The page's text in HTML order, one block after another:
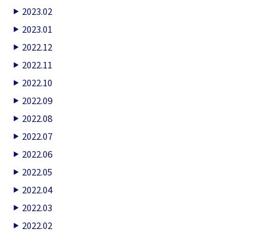
2023.02
2023.01
2022.12
2022.11
2022.10
2022.09
2022.08
2022.07
2022.06
2022.05
2022.04
2022.03
2022.02